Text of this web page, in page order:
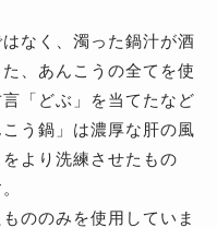
なく、濁った鍋汁が酒
、あんこうの全てを使
「どぶ」を当てたなど
う鍋」は濃厚な肝の風
より洗練させたもの
ののみを使用していま